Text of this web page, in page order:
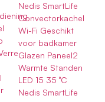
Nedis SmartLife
Convectorkachel
Wi-Fi Geschikt
voor badkamer
Glazen Paneel2
Warmte Standen
LED 15 35 °C
Nedis SmartLife